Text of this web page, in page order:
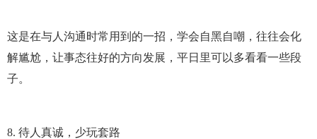
这是在与人沟通时常用到的一招，学会自黑自嘲，往往会化
解尴尬，让事态往好的方向发展，平日里可以多看看一些段
子。
8. 待人真诚，少玩套路